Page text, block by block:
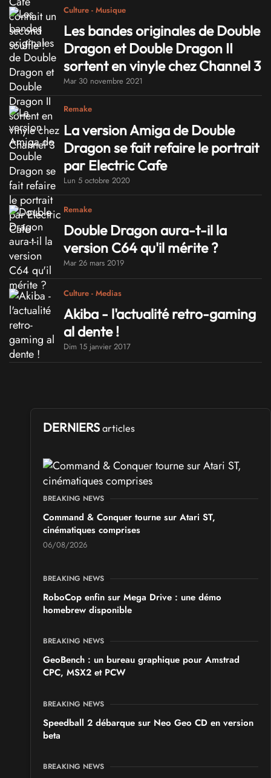
Culture - Musique
Les bandes originales de Double
Dragon et Double Dragon II
sortent en vinyle chez Channel 3
Mar 30 novembre 2021
Remake
La version Amiga de Double
Dragon se fait refaire le portrait
par Electric Cafe
Lun 5 octobre 2020
Remake
Double Dragon aura-t-il la
version C64 qu'il mérite ?
Mar 26 mars 2019
Culture - Medias
Akiba - l'actualité retro-gaming
al dente !
Dim 15 janvier 2017
DERNIERS articles
BREAKING NEWS
Command & Conquer tourne sur Atari ST,
cinématiques comprises
06/08/2026
BREAKING NEWS
RoboCop enfin sur Mega Drive : une démo
homebrew disponible
BREAKING NEWS
GeoBench : un bureau graphique pour Amstrad
CPC, MSX2 et PCW
BREAKING NEWS
Speedball 2 débarque sur Neo Geo CD en version
beta
BREAKING NEWS